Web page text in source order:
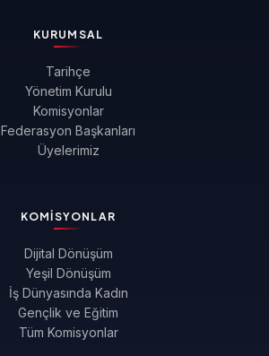
KURUMSAL
Tarihçe
Yönetim Kurulu
Komisyonlar
Federasyon Başkanları
Üyelerimiz
KOMISYONLAR
Dijital Dönüşüm
Yeşil Dönüşüm
İş Dünyasında Kadın
Gençlik ve Eğitim
Tüm Komisyonlar